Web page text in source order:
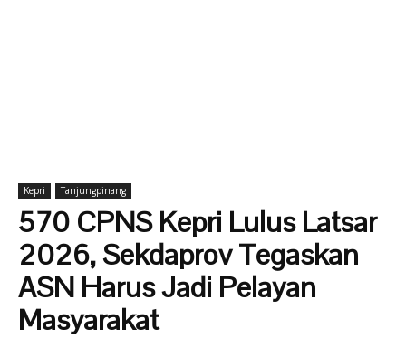
Kepri Tanjungpinang
570 CPNS Kepri Lulus Latsar
2026, Sekdaprov Tegaskan
ASN Harus Jadi Pelayan
Masyarakat